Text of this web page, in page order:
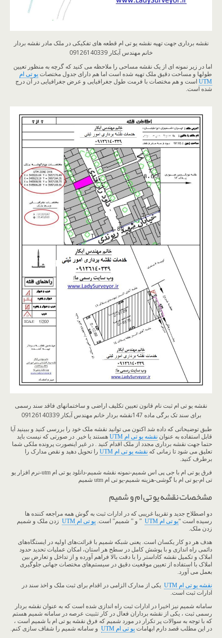
نقشه برداری جهت تهیه نقشه یو تی ام قطعه های تفکیکی در ملک مادر نقشه بردار
خانم مهندس آبکار 09126140339
اما در زیر نمونه ای از یک نقشه مساحی را ملاحظه می کنید که گرچه به منظور تعیین
طولها و مساحت دقیق ملک تهیه شده است اما هم دارای جدول مختصات یو تی ام
UTM است و هم مختصات با فرمت طول جغرافیایی و عرض جغرافیایی در آن درج
شده است.
نقشه یو تی ام ثبت نام قانون تعیین تکلیف اراضی و ساختمانهای فاقد سند رسمی
برای سند تک برگی ماده 147نقشه بردار خانم مهندس آبکار 09126140339
طبق توضیحاتی که داده شد اکنون می توانید نقشه ملک خود را بررسی کنید و ببینید آیا
قابل استفاده به عنوان نقشه یو تی ام UTM
هستند یا خیر. در صورتی که نیست باید
حتما جهت نقشه برداری مجدد از ملک اقدام کنید . در غیر اینصورت پرونده ملکی شما
تعلیق می شود تا زمانی که نقشه یو تی ام UTM
را تحویل دهید و نقص مدارک را
برطرف کنید.
فرق یو تی ام با جی پی اس شمیم-نمونه نقشه شمیم-دانلود یو تی ام utm-نرم افزار یو
تی ام-یو تی ام با گوشی-هزینه شمیم-یو تی ام utm شمیم
مشخصات نقشه یو تی ام و شمیم
دو اصطلاح جدید و تقریبا غریبی که در ادارات ثبت به گوش همه مراجعه کننده ها
رسیده است “یو تی ام UTM ” و ” شمیم” است. یو تی ام UTM زدن ملک و شمیم
زدن ملک.
هدف هر دو کار یکسان است. یعنی شبکه شمیم با قرائت‌های اولیه در ایستگاه‌های
دائمی راه اندازی و با پوشش کامل در سطح هر استان، امکان عملیات تحدید حدود
املاک و تکمیل نقشه کاداستر را با دقت بالا فراهم آورده و از تداخل و تعارض بین
املاک با استفاده از تعیین موقعیت دقیق در سیستم‌های مختصات جهانی جلوگیری
بعمل می آورد.
نقشه یو تی ام UTM
یکی از مدارک الزامی در اقدام برای ثبت ملک و اخذ سند در
ادارات ثبت است.
سامانه شمیم نیز اخیرا در ادارات ثبت راه اندازی شده است که به عنوان نقشه بردار
رسمی ثبت ، یکی از نقشه برداران فعال در کار تثبیت عرصه در سامانه شمیم هستم
که با توجه به سوالات پر تکرار در مورد شمیم که فرق نقشه یو تی ام با شمیم است ،
در این مطلب قصد دارم ابهامات یو تی ام UTM
و سامانه شمیم را شفاف سازی کنم.